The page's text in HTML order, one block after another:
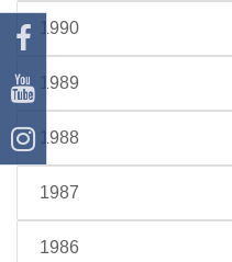
1990
1989
1988
1987
1986